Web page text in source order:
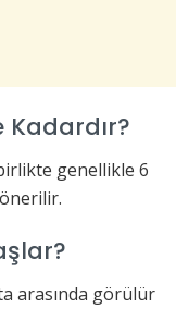
Kadardır?
genellikle 6
arasında görülür